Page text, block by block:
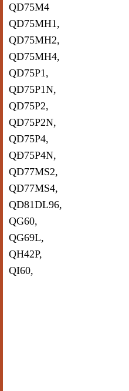
QD75M4
QD75MH1,
QD75MH2,
QD75MH4,
QD75P1,
QD75P1N,
QD75P2,
QD75P2N,
QD75P4,
QĐ75P4N,
QD77MS2,
QD77MS4,
QD81DL96,
QG60,
QG69L,
QH42P,
QI60,